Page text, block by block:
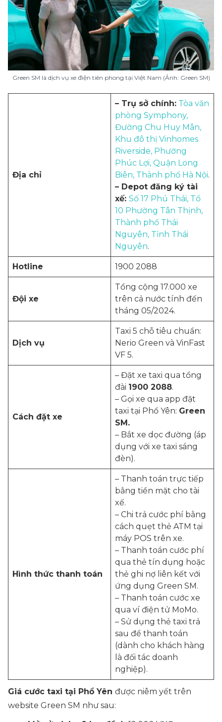
Green SM là dịch vụ xe điện tiên phong tại Việt Nam (Ảnh: Green SM)
Địa chỉ
– Trụ sở chính: Tòa văn
phòng Symphony,
Đường Chu Huy Mân,
Khu đô thị Vinhomes
Riverside, Phường
Phúc Lợi, Quận Long
Biên, Thành phố Hà Nội.
– Depot đăng ký tài
xế: Số 17 Phú Thái, Tổ
10 Phường Tân Thịnh,
Thành phố Thái
Nguyên, Tỉnh Thái
Nguyên.
Hotline 1900 2088
Đội xe
Tổng cộng 17.000 xe
trên cả nước tính đến
tháng 05/2024.
Dịch vụ
Taxi 5 chỗ tiêu chuẩn:
Nerio Green và VinFast
VF 5.
Cách đặt xe
– Đặt xe taxi qua tổng
đài 1900 2088.
– Gọi xe qua app đặt
taxi tại Phổ Yên: Green
SM.
– Bắt xe dọc đường (áp
dụng với xe taxi sáng
đèn).
Hình thức thanh toán
– Thanh toán trực tiếp
bằng tiền mặt cho tài
xế.
– Chi trả cước phí bằng
cách quẹt thẻ ATM tại
máy POS trên xe.
– Thanh toán cước phí
qua thẻ tín dụng hoặc
thẻ ghi nợ liên kết với
ứng dụng Green SM.
– Thanh toán cước xe
qua ví điện tử MoMo.
– Sử dụng thẻ taxi trả
sau để thanh toán
(dành cho khách hàng
là đối tác doanh
nghiệp).
Giá cước taxi tại Phổ Yên được niêm yết trên
website Green SM như sau: